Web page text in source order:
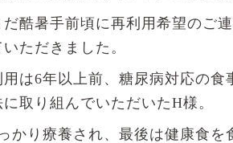
だ酷暑手前頃に再利用希望のご
ただきました。
用は6年以上前、糖尿病対応の食
取り組んでいただいたH様。
かり療養され、最後は健康食を